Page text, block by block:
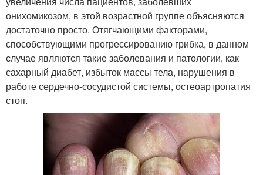
онихомикозом, в этой возрастной группе объясняются
достаточно просто. Отягчающими факторами,
способствующими прогрессированию грибка, в данном
случае являются такие заболевания и патологии, как
сахарный диабет, избыток массы тела, нарушения в
работе сердечно-сосудистой системы, остеоартропатия
стоп.